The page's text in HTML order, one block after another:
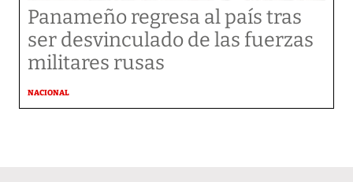
Panameño regresa al país tras
ser desvinculado de las fuerzas
militares rusas
NACIONAL